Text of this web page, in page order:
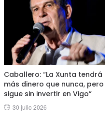
Caballero: “La Xunta tendrá
más dinero que nunca, pero
sigue sin invertir en Vigo”
Posted
30 julio 2026